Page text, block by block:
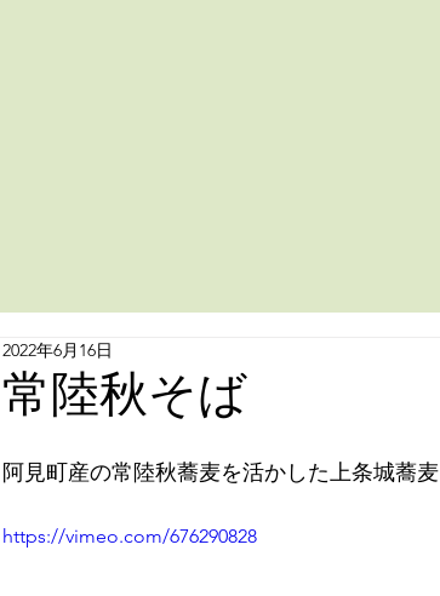
常陸秋そば
2022年6月16日
阿見町産の常陸秋蕎麦を活かした上条城蕎麦
https://vimeo.com/676290828